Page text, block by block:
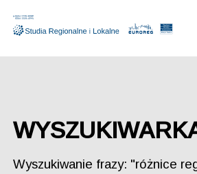
Wyszukiwanie frazy: "różnice